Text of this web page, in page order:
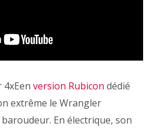
4xEen version Rubicon dédié
extrême le Wrangler
En électrique, son